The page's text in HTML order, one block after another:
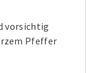
vorsichtig
Pfeffer